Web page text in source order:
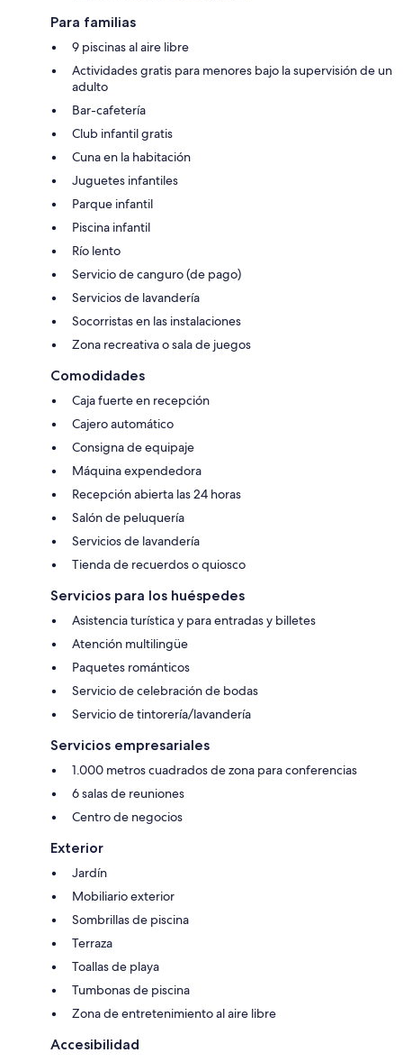
Para familias
9 piscinas al aire libre
Actividades gratis para menores bajo la supervisión de un
adulto
Bar-cafetería
Club infantil gratis
Cuna en la habitación
Juguetes infantiles
Parque infantil
Piscina infantil
Río lento
Servicio de canguro (de pago)
Servicios de lavandería
Socorristas en las instalaciones
Zona recreativa o sala de juegos
Comodidades
Caja fuerte en recepción
Cajero automático
Consigna de equipaje
Máquina expendedora
Recepción abierta las 24 horas
Salón de peluquería
Servicios de lavandería
Tienda de recuerdos o quiosco
Servicios para los huéspedes
Asistencia turística y para entradas y billetes
Atención multilingüe
Paquetes románticos
Servicio de celebración de bodas
Servicio de tintorería/lavandería
Servicios empresariales
1.000 metros cuadrados de zona para conferencias
6 salas de reuniones
Centro de negocios
Exterior
Jardín
Mobiliario exterior
Sombrillas de piscina
Terraza
Toallas de playa
Tumbonas de piscina
Zona de entretenimiento al aire libre
Accesibilidad